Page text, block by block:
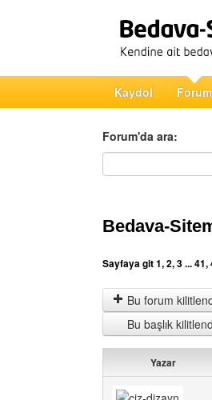
Kaydol Forum
Forum'da ara:
Forum'da ara
Bedava-
Sayfaya git1,2,3...41,
Bu forum
Bu başlık
Yazar